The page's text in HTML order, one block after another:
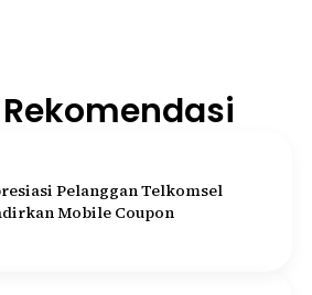
Pelanggan Telkomsel
Mobile Coupon